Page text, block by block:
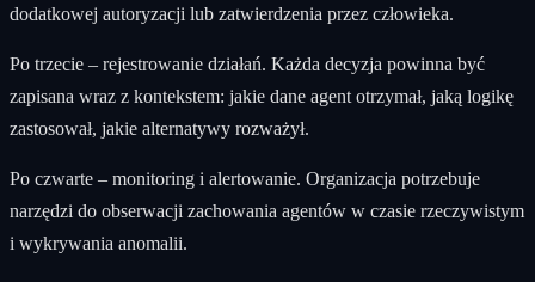
dodatkowej autoryzacji lub zatwierdzenia przez człowieka.
Po trzecie – rejestrowanie działań. Każda decyzja powinna być
zapisana wraz z kontekstem: jakie dane agent otrzymał, jaką logikę
zastosował, jakie alternatywy rozważył.
Po czwarte – monitoring i alertowanie. Organizacja potrzebuje
narzędzi do obserwacji zachowania agentów w czasie rzeczywistym
i wykrywania anomalii.